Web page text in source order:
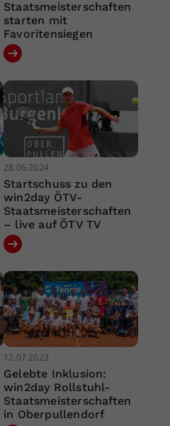
Staatsmeisterschaften
starten mit
Favoritensiegen
28.06.2024
Startschuss zu den
win2day ÖTV-
Staatsmeisterschaften
– live auf ÖTV TV
12.07.2023
Gelebte Inklusion:
win2day Rollstuhl-
Staatsmeisterschaften
in Oberpullendorf